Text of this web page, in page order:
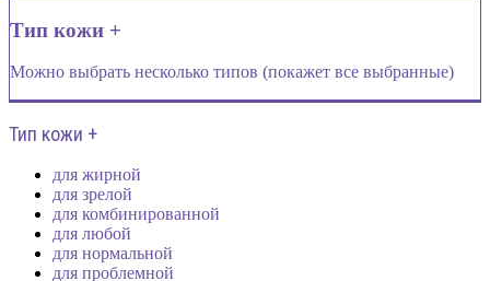
Тип кожи +
Можно выбрать несколько типов (покажет все выбранные)
Тип кожи +
для жирной
для зрелой
для комбинированной
для любой
для нормальной
для проблемной